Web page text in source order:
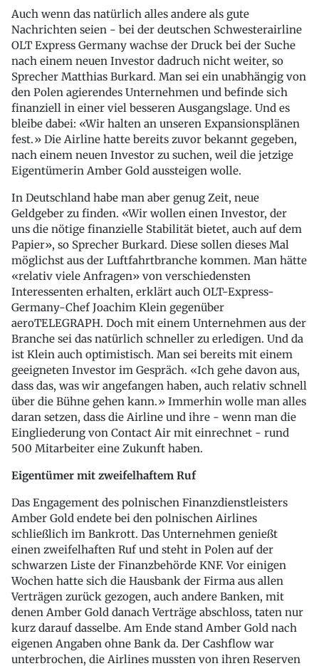
Auch wenn das natürlich alles andere als gute
Nachrichten seien - bei der deutschen Schwesterairline
OLT Express Germany wachse der Druck bei der Suche
nach einem neuen Investor dadruch nicht weiter, so
Sprecher Matthias Burkard. Man sei ein unabhängig von
den Polen agierendes Unternehmen und befinde sich
finanziell in einer viel besseren Ausgangslage. Und es
bleibe dabei: «Wir halten an unseren Expansionsplänen
fest.» Die Airline hatte bereits zuvor bekannt gegeben,
nach einem neuen Investor zu suchen, weil die jetzige
Eigentümerin Amber Gold aussteigen wolle.
In Deutschland habe man aber genug Zeit, neue
Geldgeber zu finden. «Wir wollen einen Investor, der
uns die nötige finanzielle Stabilität bietet, auch auf dem
Papier», so Sprecher Burkard. Diese sollen dieses Mal
möglichst aus der Luftfahrtbranche kommen. Man hätte
«relativ viele Anfragen» von verschiedensten
Interessenten erhalten, erklärt auch OLT-Express-
Germany-Chef Joachim Klein gegenüber
aeroTELEGRAPH. Doch mit einem Unternehmen aus der
Branche sei das natürlich schneller zu erledigen. Und da
ist Klein auch optimistisch. Man sei bereits mit einem
geeigneten Investor im Gespräch. «Ich gehe davon aus,
dass das, was wir angefangen haben, auch relativ schnell
über die Bühne gehen kann.» Immerhin wolle man alles
daran setzen, dass die Airline und ihre - wenn man die
Eingliederung von Contact Air mit einrechnet - rund
500 Mitarbeiter eine Zukunft haben.
Eigentümer mit zweifelhaftem Ruf
Das Engagement des polnischen Finanzdienstleisters
Amber Gold endete bei den polnischen Airlines
schließlich im Bankrott. Das Unternehmen genießt
einen zweifelhaften Ruf und steht in Polen auf der
schwarzen Liste der Finanzbehörde KNF. Vor einigen
Wochen hatte sich die Hausbank der Firma aus allen
Verträgen zurück gezogen, auch andere Banken, mit
denen Amber Gold danach Verträge abschloss, taten nur
kurz darauf dasselbe. Am Ende stand Amber Gold nach
eigenen Angaben ohne Bank da. Der Cashflow war
unterbrochen, die Airlines mussten von ihren Reserven